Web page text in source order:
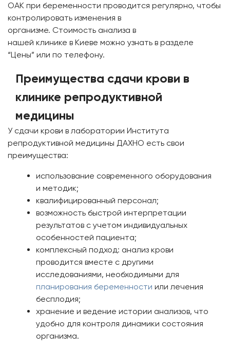
ОАК при беременности проводится регулярно, чтобы
контролировать изменения в
организме. Стоимость анализа в
нашей клинике в Киеве можно узнать в разделе
“Цены” или по телефону.
Преимущества сдачи крови в
клинике репродуктивной
медицины
У сдачи крови в лаборатории Института
репродуктивной медицины ДАХНО есть свои
преимущества:
использование современного оборудования
и методик;
квалифицированный персонал;
возможность быстрой интерпретации
результатов с учетом индивидуальных
особенностей пациента;
комплексный подход: анализ крови
проводится вместе с другими
исследованиями, необходимыми для
планирования беременности или лечения
бесплодия;
хранение и ведение истории анализов, что
удобно для контроля динамики состояния
организма.